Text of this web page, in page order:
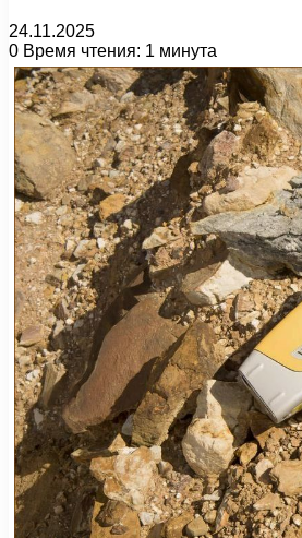
24.11.2025
0 Время чтения: 1 минута